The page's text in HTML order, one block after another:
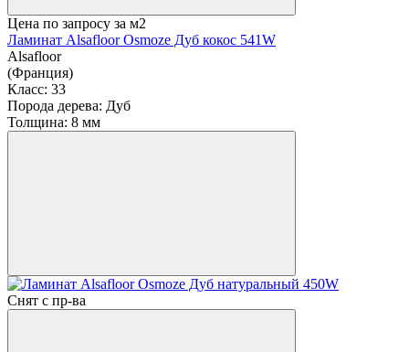
Цена по запросу за м2
Ламинат Alsafloor Osmoze Дуб кокос 541W
Alsafloor
(Франция)
Класс: 33
Порода дерева: Дуб
Толщина: 8 мм
Снят с пр-ва